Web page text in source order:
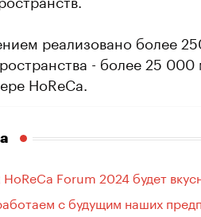
реализовано более
- более 25
HoReCa.
Forum 2024 будет
с будущим наших